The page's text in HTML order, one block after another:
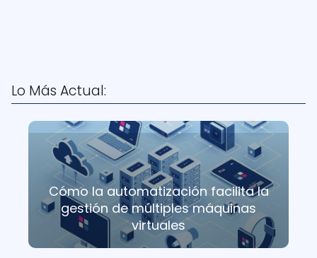
Lo Más Actual:
Cómo la automatización facilita la
gestión de múltiples máquinas
virtuales